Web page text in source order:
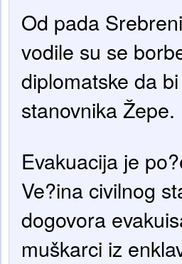
Od pada
vodile su se
diplomatske da
stanovnika Žepe.
Evakuacija je
Ve?ina civilnog
dogovora
muškarci iz